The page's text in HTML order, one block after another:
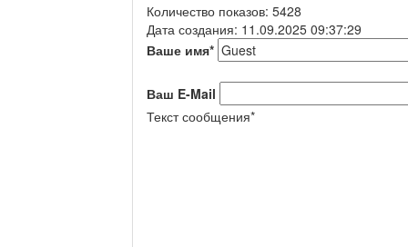
Количество показов: 5428
Дата создания: 11.09.2025 09:37:29
Ваше имя*
Ваш E-Mail
Текст сообщения*